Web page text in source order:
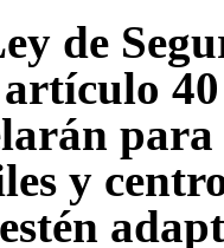
de
artículo
y